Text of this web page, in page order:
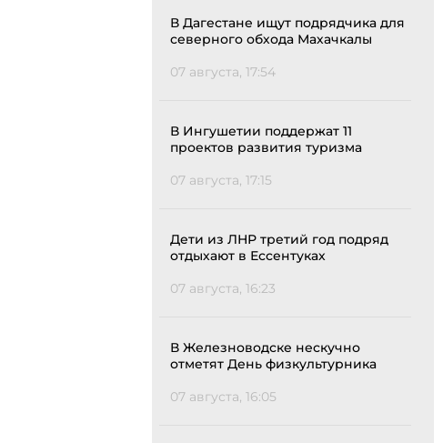
В Дагестане ищут подрядчика для
северного обхода Махачкалы
07 августа, 17:54
В Ингушетии поддержат 11
проектов развития туризма
07 августа, 17:15
Дети из ЛНР третий год подряд
отдыхают в Ессентуках
07 августа, 16:23
В Железноводске нескучно
отметят День физкультурника
07 августа, 16:05